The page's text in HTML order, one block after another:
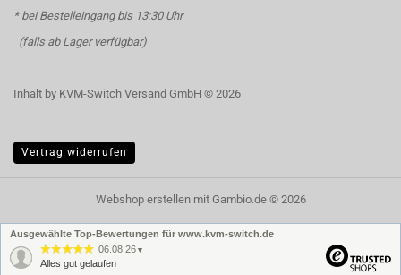
* bei Bestelleingang bis 13:30 Uhr
(falls ab Lager verfügbar)
Inhalt by KVM-Switch Versand GmbH © 2026
Vertrag widerrufen
Webshop erstellenmit Gambio.de © 2026
Ausgewählte Top-Bewertungen für www.kvm-switch.de
06.08.26 ▼
Alles gut gelaufen